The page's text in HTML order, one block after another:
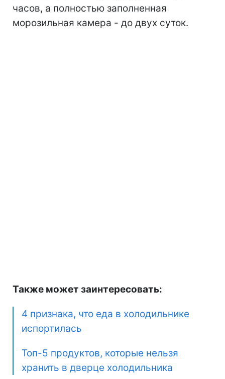
часов, а полностью заполненная
морозильная камера - до двух суток.
Также может заинтересовать:
4 признака, что еда в холодильнике
испортилась
Топ-5 продуктов, которые нельзя
хранить в дверце холодильника